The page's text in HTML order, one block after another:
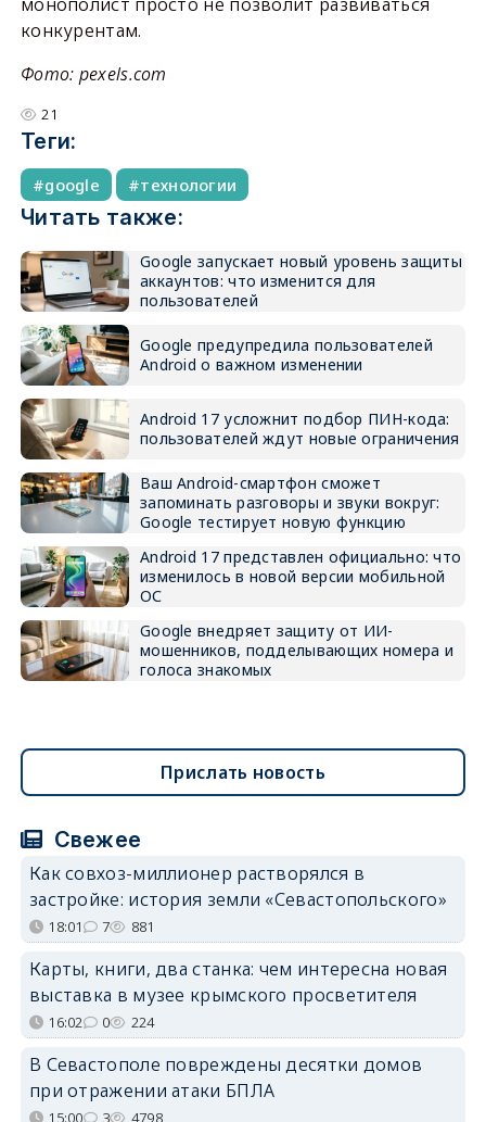
конкурентам.
Фото: pexels.com
21
Теги:
google технологии
Читать также:
Google запускает новый уровень защиты
аккаунтов: что изменится для
пользователей
Google предупредила пользователей
Android о важном изменении
Android 17 усложнит подбор ПИН-кода:
пользователей ждут новые ограничения
Ваш Android-смартфон сможет
запоминать разговоры и звуки вокруг:
Google тестирует новую функцию
Android 17 представлен официально: что
изменилось в новой версии мобильной
ОС
Google внедряет защиту от ИИ-
мошенников, подделывающих номера и
голоса знакомых
Прислать новость
Свежее
Как совхоз-миллионер растворялся в
застройке: история земли «Севастопольского»
18:01 7 881
Карты, книги, два станка: чем интересна новая
выставка в музее крымского просветителя
16:02 0 224
В Севастополе повреждены десятки домов
при отражении атаки БПЛА
15:00 3 4798